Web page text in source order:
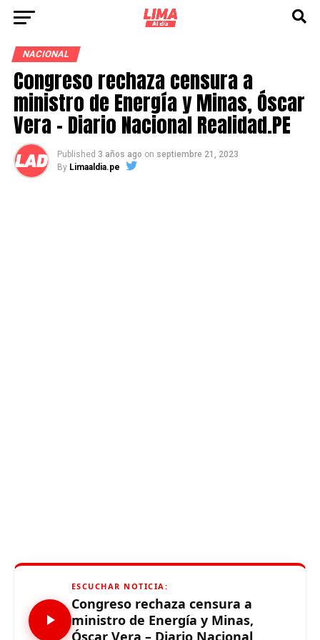
NACIONAL
Congreso rechaza censura a
ministro de Energía y Minas, Óscar
Vera – Diario Nacional Realidad.PE
Published 3 años ago on septiembre 21, 2023
By Limaaldia.pe
ESCUCHAR NOTICIA:
Congreso rechaza censura a
ministro de Energía y Minas,
Óscar Vera – Diario Nacional